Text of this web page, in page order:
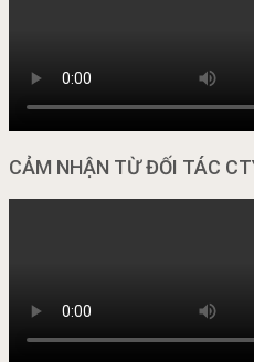
CẢM NHẬN TỪ ĐỐI TÁC